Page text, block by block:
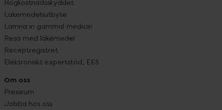
Högkostnadsskyddet
Läkemedelsutbyte
Lämna in gammal medicin
Resa med läkemedel
Receptregistret
Elektroniskt expertstöd, EES
Om oss
Pressrum
Jobba hos oss